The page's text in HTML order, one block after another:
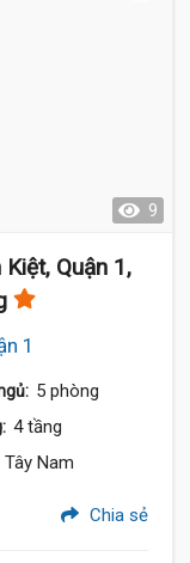
9
Quận 1,
1
5 phòng
4 tầng
Tây Nam
Chia sẻ